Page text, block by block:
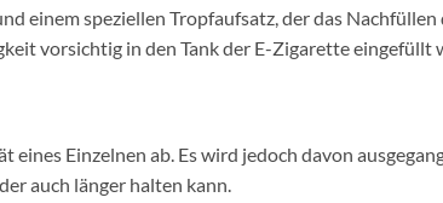
einem speziellen Tropfaufsatz, der das
vorsichtig in den Tank der E-Zigarette eingefüllt
Einzelnen ab. Es wird jedoch davon
auch länger halten kann.